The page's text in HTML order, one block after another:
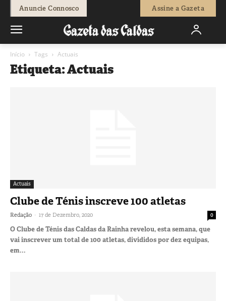
Anuncie Connosco Assine a Gazeta
Início Tags Actuais
Etiqueta: Actuais
Actuais
Clube de Ténis inscreve 100 atletas
Redação - 17 de Dezembro, 2020 0
O Clube de Ténis das Caldas da Rainha revelou, esta semana, que
vai inscrever um total de 100 atletas, divididos por dez equipas,
em...